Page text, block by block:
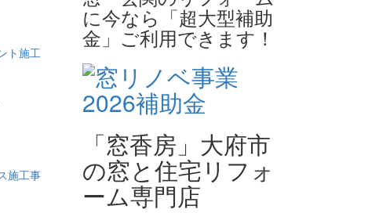
に今なら「超大型補助
金」ご利用できます！
「窓香房」大府市
の窓と住宅リフォ
ーム専門店